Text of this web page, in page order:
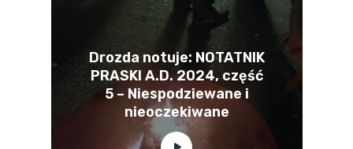
Drozda notuje: NOTATNIK
PRASKI A.D. 2024, część
5 – Niespodziewane i
nieoczekiwane